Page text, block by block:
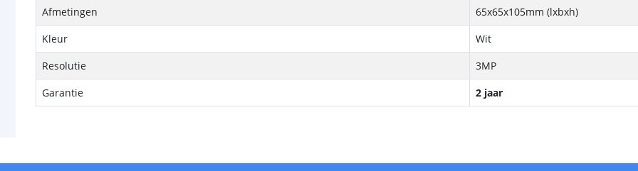
Afmetingen
65x65x105mm (lxbxh)
Kleur
Wit
Resolutie
3MP
Garantie
2 jaar